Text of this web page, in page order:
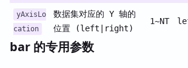
yAxisLo
cation
数据集对应的 Y 轴的
位置 (left|right)
1~NT
bar 的专用参数